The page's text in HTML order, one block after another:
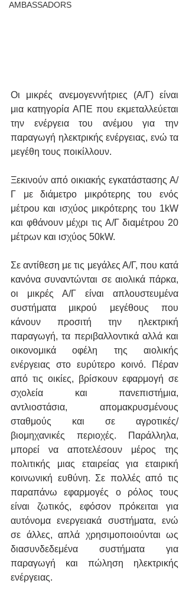
AMBASSADORS
Οι μικρές ανεμογεννήτριες (Α/Γ) είναι
μια κατηγορία ΑΠΕ που εκμεταλλεύεται
την ενέργεια του ανέμου για την
παραγωγή ηλεκτρικής ενέργειας, ενώ τα
μεγέθη τους ποικίλλουν.
Ξεκινούν από οικιακής εγκατάστασης Α/
Γ με διάμετρο μικρότερης του ενός
μέτρου και ισχύος μικρότερης του 1kW
και φθάνουν μέχρι τις Α/Γ διαμέτρου 20
μέτρων και ισχύος 50kW.
Σε αντίθεση με τις μεγάλες Α/Γ, που κατά
κανόνα συναντώνται σε αιολικά πάρκα,
οι μικρές Α/Γ είναι απλουστευμένα
συστήματα μικρού μεγέθους που
κάνουν προσιτή την ηλεκτρική
παραγωγή, τα περιβαλλοντικά αλλά και
οικονομικά οφέλη της αιολικής
ενέργειας στο ευρύτερο κοινό. Πέραν
από τις οικίες, βρίσκουν εφαρμογή σε
σχολεία και πανεπιστήμια,
αντλιοστάσια, απομακρυσμένους
σταθμούς και σε αγροτικές/
βιομηχανικές περιοχές. Παράλληλα,
μπορεί να αποτελέσουν μέρος της
πολιτικής μιας εταιρείας για εταιρική
κοινωνική ευθύνη. Σε πολλές από τις
παραπάνω εφαρμογές ο ρόλος τους
είναι ζωτικός, εφόσον πρόκειται για
αυτόνομα ενεργειακά συστήματα, ενώ
σε άλλες, απλά χρησιμοποιούνται ως
διασυνδεδεμένα συστήματα για
παραγωγή και πώληση ηλεκτρικής
ενέργειας.